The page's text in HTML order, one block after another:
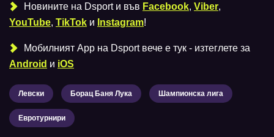
Новините на Dsport и във Facebook, Viber,
YouTube, TikTok и Instagram!
Мобилният Аpp на Dsport вече е тук - изтеглете за
Android и iOS
Левски Борац Баня Лука Шампионска лига
Евротурнири